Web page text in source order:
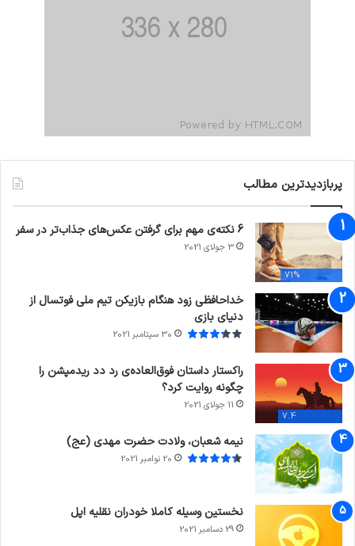
پربازدیدترین مطالب
71%
6 نکته‌ی مهم برای گرفتن عکس‌های جذاب‌تر در سفر
3 جولای 2021
خداحافظی زود هنگام بازیکن تیم ملی فوتسال از
دنیای بازی
30 سپتامبر 2021
7.4
راکستار داستان فوق‌العاده‌ی رد دد ریدمپشن را
چگونه روایت کرد؟
11 جولای 2021
نیمه شعبان، ولادت حضرت مهدی (عج)
20 نوامبر 2021
نخستین وسیله کاملا خودران نقلیه اپل
29 دسامبر 2021